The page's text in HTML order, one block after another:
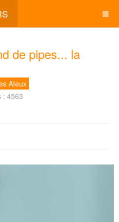
de pipes... la
Aïeux
: 4563